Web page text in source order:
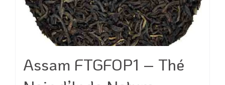
Assam FTGFOP1 – Thé